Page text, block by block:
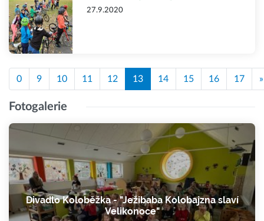
27.9.2020
0 9 10 11 12 13 14 15 16 17 »
Fotogalerie
Divadlo Koloběžka - "Ježibaba Kolobajzna slaví
Velikonoce"